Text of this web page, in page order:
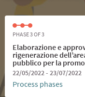
PHASE 3 OF 3
Elaborazione e
rigenerazione
pubblico per la
22/05/2022 - 23/07/2022
Process phases